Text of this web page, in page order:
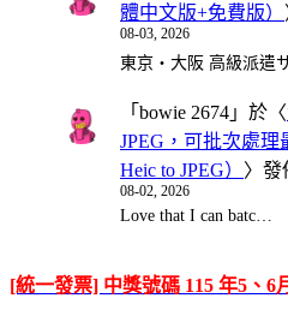
體中文版+免費版）
08-03, 2026
東京・大阪 高級派遣
「 bowie 2674 」於〈
JPEG，可批次處理
Heic to JPEG） 〉發
08-02, 2026
Love that I can batc…
[統一發票] 中獎號碼 115 年5、6